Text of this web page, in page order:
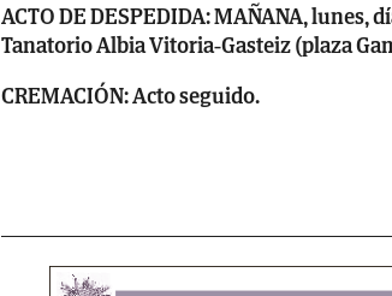
ACTO DE DESPEDIDA: MAÑANA, lunes,
Tanatorio Albia Vitoria-Gasteiz (plaza
CREMACIÓN: Acto seguido.